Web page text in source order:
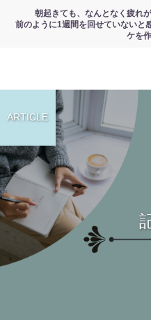
朝起きても、なんとなく疲れ
前のように1週間を回せていないと
ケを
ARTICLE